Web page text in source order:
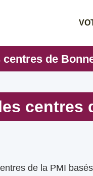
de
centres
de la PMI